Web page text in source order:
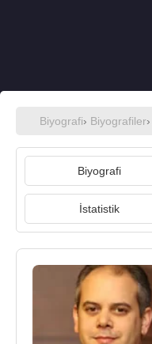
Biyografi› Biyografiler›
Biyografi
İstatistik